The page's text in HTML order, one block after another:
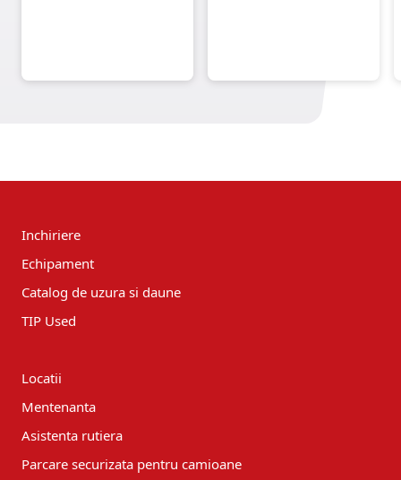
Inchiriere
Echipament
Catalog de uzura si daune
TIP Used
Locatii
Mentenanta
Asistenta rutiera
Parcare securizata pentru camioane